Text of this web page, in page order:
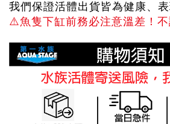
我們保證活體出貨皆為健康、表
⚠️魚隻下缸前務必注意溫差！不